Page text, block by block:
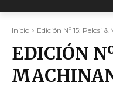
Inicio Edición Nº 15: Pelosi
EDICIÓN